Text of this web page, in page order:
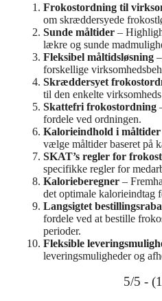
Frokostordning til
om skræddersyede
Sunde måltider –
lækre og sunde
Fleksibel måltidsløsning
forskellige
Skræddersyet
til den enkelte
Skattefri frokostordning
fordele ved ordningen​​.
Kalorieindhold i måltider
vælge måltider baseret på
SKAT’s regler for
specifikke regler for
Kalorieberegner –
det optimale kalorieindtag
Langsigtet
fordele ved at bestille
perioder​​.
Fleksible
leveringsmuligheder og
5/5 -